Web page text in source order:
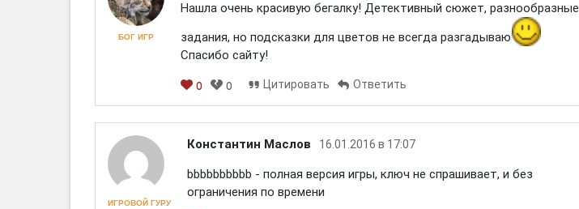
БОГ ИГР
Нашла очень красивую бегалку! Детективный сюжет, разнообразные
задания, но подсказки для цветов не всегда разгадываю
Спасибо сайту!
0 0 Цитировать Ответить
ИГРОВОЙ ГУРУ
Константин Маслов 16.01.2016 в 17:07
bbbbbbbbbb - полная версия игры, ключ не спрашивает, и без
ограничения по времени